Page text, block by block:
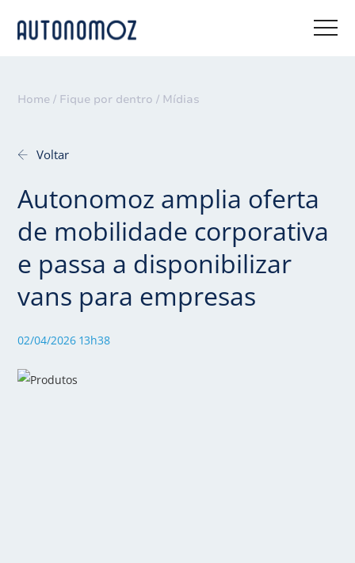
Home / Fique por dentro / Mídias
Voltar
Autonomoz amplia oferta
de mobilidade corporativa
e passa a disponibilizar
vans para empresas
02/04/2026 13h38